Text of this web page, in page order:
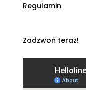
Regulamin
Zadzwoń teraz!